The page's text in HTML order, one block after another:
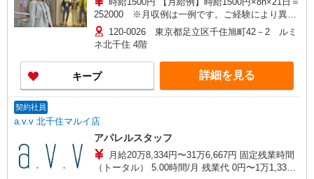
252000 ※月収例は一例です。ご経験により異な
ります。
120-0026 東京都足立区千住旭町42－2 ルミ
ネ北千住 4階
キープ 詳細を見る
契約社員
a.v.v 北千住マルイ店
アパレルスタッフ
月給20万8,334円〜31万6,667円 固定残業時間
（トータル） 5.00時間/月 残業代 0円〜1万1,334